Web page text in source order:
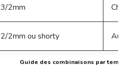
Guide des combinaisons par
3/2mm
2/2mm ou shorty